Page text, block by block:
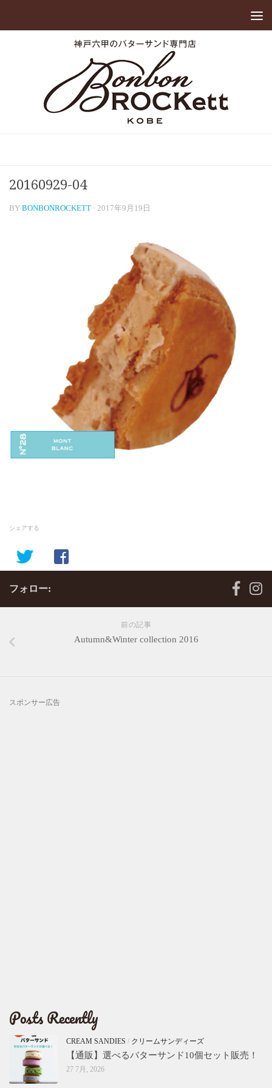
20160929-04
BY BONBONROCKETT · 2017年9月19日
シェアする
フォロー:
前の記事
Autumn&Winter collection 2016
スポンサー広告
Posts Recently
CREAM SANDIES / クリームサンディーズ
【通販】選べるバターサンド10個セット販売！
27 7月, 2026